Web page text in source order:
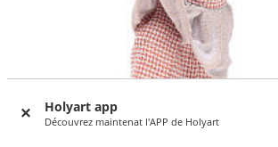
Holyart app
Découvrez maintenat l'APP de Holyart